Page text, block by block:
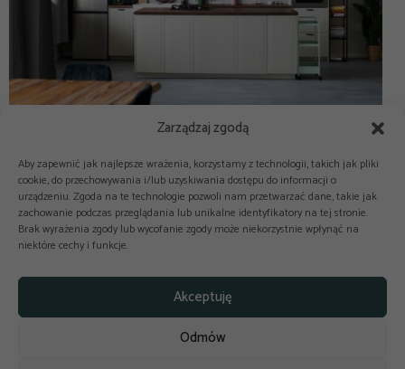
Zarządzaj zgodą
Aby zapewnić jak najlepsze wrażenia, korzystamy z technologii, takich jak pliki
cookie, do przechowywania i/lub uzyskiwania dostępu do informacji o
urządzeniu. Zgoda na te technologie pozwoli nam przetwarzać dane, takie jak
zachowanie podczas przeglądania lub unikalne identyfikatory na tej stronie.
Brak wyrażenia zgody lub wycofanie zgody może niekorzystnie wpłynąć na
niektóre cechy i funkcje.
Akceptuję
Odmów
Copyright © 2025-2026 odkuchni.co
Polityka prywatności
Regulamin
Reklama